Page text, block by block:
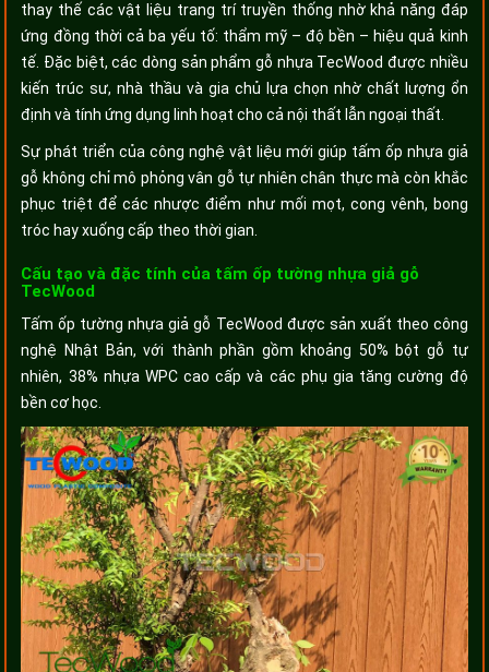
thay thế các vật liệu trang trí truyền thống nhờ khả năng đáp
ứng đồng thời cả ba yếu tố: thẩm mỹ – độ bền – hiệu quả kinh
tế. Đặc biệt, các dòng sản phẩm gỗ nhựa TecWood được nhiều
kiến trúc sư, nhà thầu và gia chủ lựa chọn nhờ chất lượng ổn
định và tính ứng dụng linh hoạt cho cả nội thất lẫn ngoại thất.
Sự phát triển của công nghệ vật liệu mới giúp tấm ốp nhựa giả
gỗ không chỉ mô phỏng vân gỗ tự nhiên chân thực mà còn khắc
phục triệt để các nhược điểm như mối mọt, cong vênh, bong
tróc hay xuống cấp theo thời gian.
Cấu tạo và đặc tính của tấm ốp tường nhựa giả gỗ
TecWood
Tấm ốp tường nhựa giả gỗ TecWood được sản xuất theo công
nghệ Nhật Bản, với thành phần gồm khoảng 50% bột gỗ tự
nhiên, 38% nhựa WPC cao cấp và các phụ gia tăng cường độ
bền cơ học.